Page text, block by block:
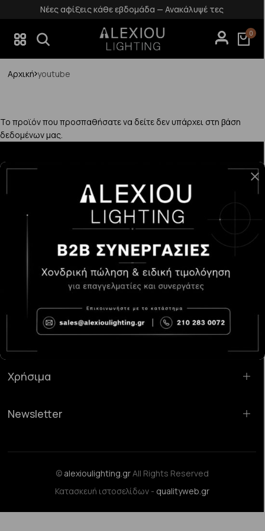
Νέες αφίξεις κάθε εβδομάδα — Ανακάλυψέ τες
0
Αρχική youtube
Το προϊόν που προσπαθήσατε να δείτε δεν υπάρχει στη βάση
δεδομένων μας.
Κατάστημα Χαλάνδρι:Σαρανταπόρου 55, 15232, Χαλάνδρι
sales@alexioulighting.gr
210 283 0072
6983123181
Χρήσιμα
Newsletter
© alexioulighting.grAll Rights Reserved
Κατασκευή ιστοσελίδων - qualityweb.gr